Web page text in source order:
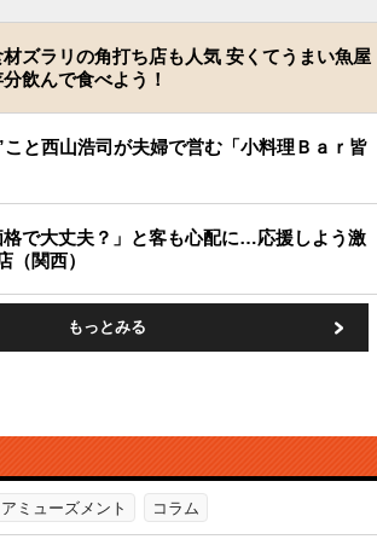
ズラリの角打ち店も人気 安くてうまい魚屋
飲んで食べよう！
こと西山浩司が夫婦で営む「小料理Ｂａｒ皆
格で大丈夫？」と客も心配に…応援しよう激
（関西）
もっとみる
アミューズメント コラム